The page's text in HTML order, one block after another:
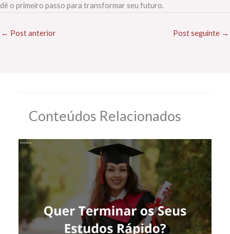
dê o primeiro passo para transformar seu futuro.
← Post anterior Post seguinte →
Conteúdos Relacionados